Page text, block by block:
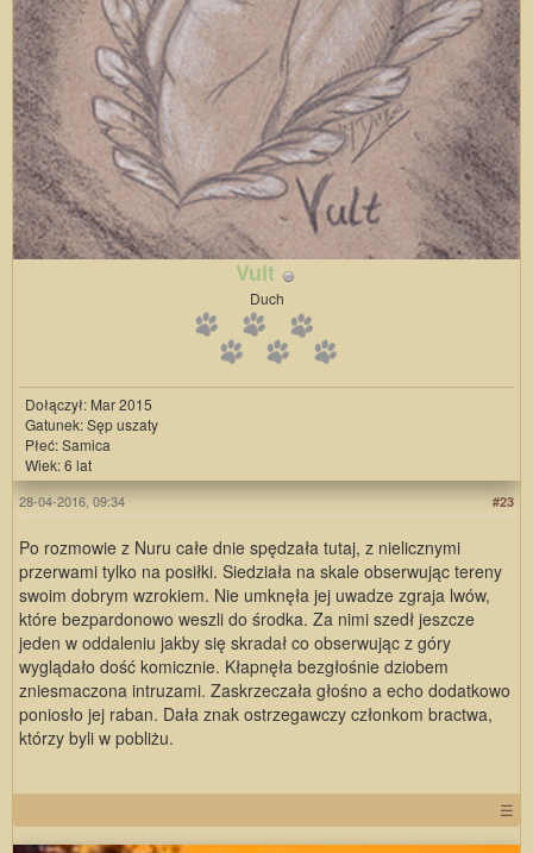
Vult
Duch
Dołączył: Mar 2015
Gatunek: Sęp uszaty
Płeć: Samica
Wiek: 6 lat
#23
28-04-2016, 09:34
Po rozmowie z Nuru całe dnie spędzała tutaj, z nielicznymi
przerwami tylko na posiłki. Siedziała na skale obserwując tereny
swoim dobrym wzrokiem. Nie umknęła jej uwadze zgraja lwów,
które bezpardonowo weszli do środka. Za nimi szedł jeszcze
jeden w oddaleniu jakby się skradał co obserwując z góry
wyglądało dość komicznie. Kłapnęła bezgłośnie dziobem
zniesmaczona intruzami. Zaskrzeczała głośno a echo dodatkowo
poniosło jej raban. Dała znak ostrzegawczy członkom bractwa,
którzy byli w pobliżu.
☰